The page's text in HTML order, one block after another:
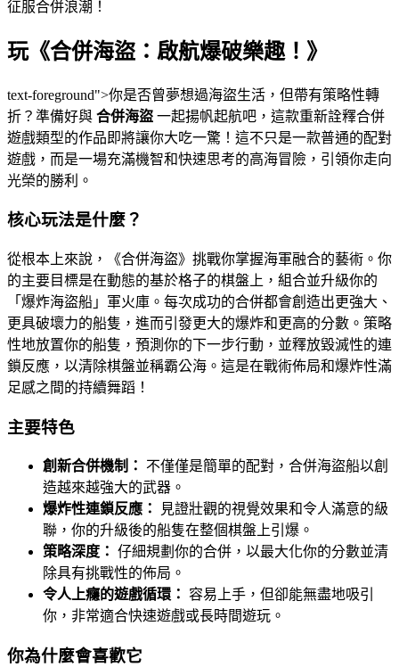
征服合併浪潮！
玩《合併海盜：啟航爆破樂趣！》
text-foreground">你是否曾夢想過海盜生活，但帶有策略性轉
折？準備好與 合併海盜 一起揚帆起航吧，這款重新詮釋合併
遊戲類型的作品即將讓你大吃一驚！這不只是一款普通的配對
遊戲，而是一場充滿機智和快速思考的高海冒險，引領你走向
光榮的勝利。
核心玩法是什麼？
從根本上來說，《合併海盜》挑戰你掌握海軍融合的藝術。你
的主要目標是在動態的基於格子的棋盤上，組合並升級你的
「爆炸海盜船」軍火庫。每次成功的合併都會創造出更強大、
更具破壞力的船隻，進而引發更大的爆炸和更高的分數。策略
性地放置你的船隻，預測你的下一步行動，並釋放毀滅性的連
鎖反應，以清除棋盤並稱霸公海。這是在戰術佈局和爆炸性滿
足感之間的持續舞蹈！
主要特色
創新合併機制：
不僅僅是簡單的配對，合併海盜船以創
造越來越強大的武器。
爆炸性連鎖反應：
見證壯觀的視覺效果和令人滿意的級
聯，你的升級後的船隻在整個棋盤上引爆。
策略深度： 仔細規劃你的合併，以最大化你的分數並清
除具有挑戰性的佈局。
令人上癮的遊戲循環：
容易上手，但卻能無盡地吸引
你，非常適合快速遊戲或長時間遊玩。
你為什麼會喜歡它